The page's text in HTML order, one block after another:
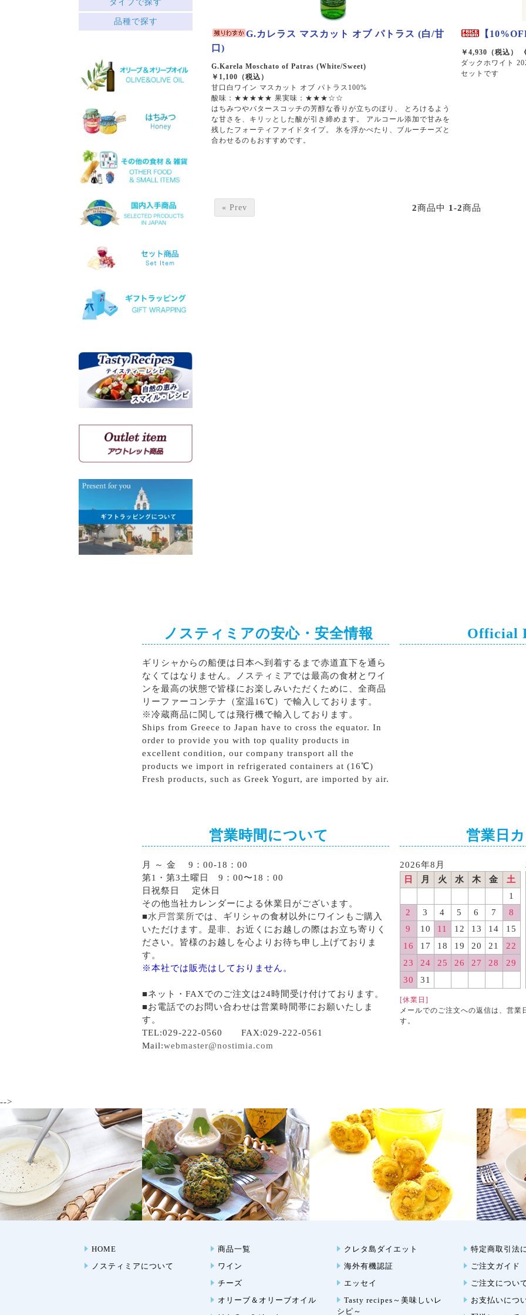
G.カレラス マスカット オブ パトラス (白/甘
口)
G.Karela Moschato of Patras (White/Sweet)
￥1,100（税込）
甘口白ワイン マスカット オブ パトラス100%
酸味：★★★★★ 果実味：★★★☆☆
はちみつやバタースコッチの芳醇な香りが立ちのぼり、 とろけるよう
な甘さを、キリッとした酸が引き締めます。 アルコール添加で甘みを
残したフォーティファイドタイプ。 氷を浮かべたり、ブルーチーズと
合わせるのもおすすめです。
【
￥4,930（税込）
ダックホワイト
セットです
« Prev 2商品中 1-2商品
中央ギリシャ
ペロポネソス半島とイオニ
ア諸島
タイプで探す
赤
├ミディアムボディ
├リッチ
├フルーティー
スパークリング
デザート
ワインセット
品種で探す
サヴァティアノ
アシリティコ
マスカット
キドニツァ
ロボラ
ヴィディアノ
ヴィラナ
マスカットオブスピナ
ガイドゥリア
アイダニ
モスコフィレロ
ゲヴェルツトラミネール
ミュスカ・ブラン・ア・プ
ティ・グラン
クシノマブロ
アギヨルギティコ
マヴロ クンドゥラ オブ キ
ミ
マヴロダフニ
コチファリ
マンディラリ
リャティコ
マヴロトラガノ
リムニョナ
グルナッシュ
シラー
カベルネソーヴィニョン
ノスティミアの安心・安全情報
ギリシャからの船便は日本へ到着するまで赤道直下を通ら
なくてはなりません。ノスティミアでは最高の食材とワイ
ンを最高の状態で皆様にお楽しみいただくために、全商品
リーファーコンテナ（室温16℃）で輸入しております。
※冷蔵商品に関しては飛行機で輸入しております。
Ships from Greece to Japan have to cross the equator. In
order to provide you with top quality products in
excellent condition, our company transport all the
products we import in refrigerated containers at (16℃)
Fresh products, such as Greek Yogurt, are imported by air.
Official
営業時間について
月 ～ 金 9：00-18：00
第1・第3土曜日 9：00〜18：00
日祝祭日 定休日
その他当社カレンダーによる休業日がございます。
■水戸営業所では、ギリシャの食材以外にワインもご購入
いただけます。是非、お近くにお越しの際はお立ち寄りく
ださい。皆様のお越しを心よりお待ち申し上げておりま
す。
※本社では販売はしておりません。
■ネット・FAXでのご注文は24時間受け付けております。
■お電話でのお問い合わせは営業時間帯にお願いたしま
す。
TEL:029-222-0560 FAX:029-222-0561
Mail:webmaster@nostimia.com
営業日
2026年8月
日
月 火 水 木 金
土
1
2
3 4 5 6 7
8
9
10 11 12 13 14
15
16
17 18 19 20 21
22
23
24 25 26 27 28
29
30
31
[休業日]
メールでのご注文への返信は、営業
す。
-->
HOME
ノスティミアについて
商品一覧
ワイン
チーズ
オリーブ＆オリーブオイル
クレタ島ダイエット
海外有機認証
エッセイ
Tasty recipes～美味しいレ
シピ～
特定商取引法
ご注文ガイド
ご注文につい
お支払いにつ